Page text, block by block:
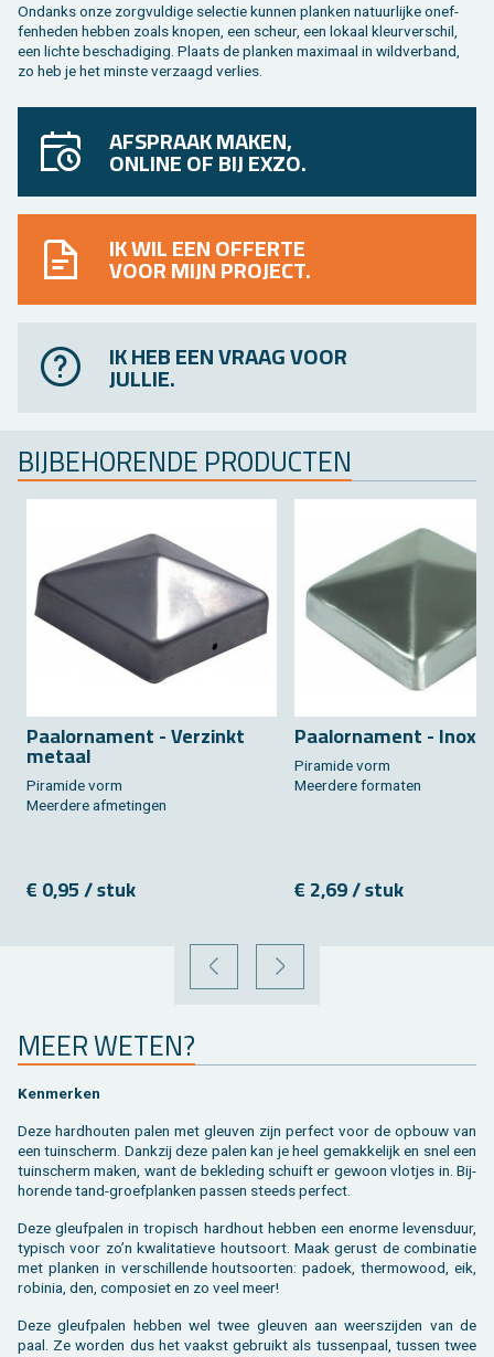
On­danks onze zorg­vul­di­ge se­lec­tie kun­nen plan­ken na­tuur­lij­ke on­ef­
fen­he­den heb­ben zoals kno­pen, een scheur, een lo­kaal kleur­ver­schil,
een lich­te be­scha­di­ging. Plaats de plan­ken maxi­maal in wild­ver­band,
zo heb je het min­ste ver­zaagd ver­lies.
AFSPRAAK MAKEN,
ONLINE OF BIJ EXZO.
IK WIL EEN OFFERTE
VOOR MIJN PROJECT.
IK HEB EEN VRAAG VOOR
JULLIE.
BIJ­BE­HO­REN­DE PRO­DUC­TEN
Paal­or­na­ment - Ver­zinkt
me­taal
Pi­ra­mi­de vorm
Meer­de­re af­me­tin­gen
€ 0,95 / stuk
Paal­or­na­ment - Inox
Pi­ra­mi­de vorm
Meer­de­re for­ma­ten
€ 2,69 / stuk
VORIGE VOLGENDE
MEER WETEN?
Ken­mer­ken
Deze hard­hou­ten palen met gleu­ven zijn per­fect voor de op­bouw van
een tuin­scherm. Dank­zij deze palen kan je heel ge­mak­ke­lijk en snel een
tuin­scherm maken, want de be­kle­ding schuift er ge­woon vlot­jes in. Bij­
ho­ren­de tand-groef­plan­ken pas­sen steeds per­fect.
Deze gleuf­pa­len in tro­pisch hard­hout heb­ben een enor­me le­vens­duur,
ty­pisch voor zo’n kwa­li­ta­tie­ve hout­soort. Maak ge­rust de com­bi­na­tie
met plan­ken in ver­schil­len­de hout­soor­ten: pa­doek, ther­mo­wood, eik,
ro­bi­nia, den, com­po­siet en zo veel meer!
Deze gleuf­pa­len heb­ben wel twee gleu­ven aan weers­zij­den van de
paal. Ze wor­den dus het vaakst ge­bruikt als tus­sen­paal, tus­sen twee